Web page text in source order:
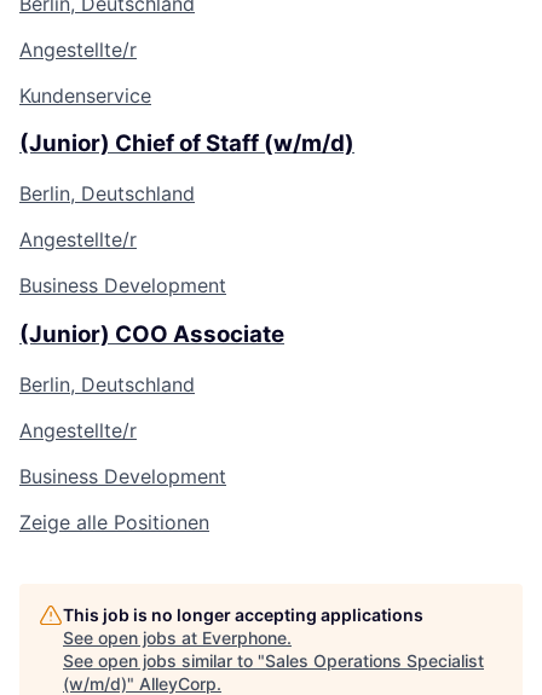
Angestellte/r
Kundenservice
(Junior) Chief of Staff (w/m/d)
Berlin, Deutschland
Angestellte/r
Business Development
(Junior) COO Associate
Berlin, Deutschland
Angestellte/r
Business Development
Zeige alle Positionen
This job is no longer accepting applications
See open jobs at Everphone.
See open jobs similar to "Sales Operations Specialist
(w/m/d)" AlleyCorp.